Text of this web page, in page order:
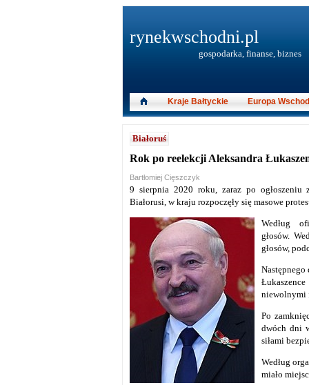
Białoruś
Rok po reelekcji Aleksandra
Bartłomiej Cięszczyk
9 sierpnia 2020 roku, zaraz po ogłoszeniu
Białorusi, w kraju rozpoczęły się masowe
Według
głosów.
głosów,
niewolnymi
Po
dwóch dni
siłami
Według
miało
rynekwschodni.pl
gospodarka, finanse, biznes
Kraje Bałtyckie Europa